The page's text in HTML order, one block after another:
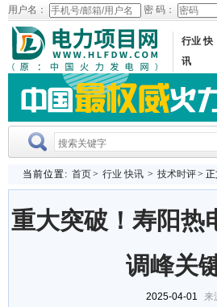
用户名： 密 码：
行业 快
讯
当前位置: 首页> 行业 快讯 > 技术时评> 正
重大突破！寿阳热
调峰关
2025-04-01 来